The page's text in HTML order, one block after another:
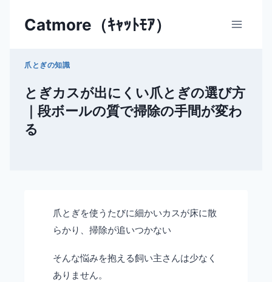
Catmore（ｷｬｯﾄﾓｱ）
爪とぎの知識
とぎカスが出にくい爪とぎの選び方
｜段ボールの質で掃除の手間が変わ
る
爪とぎを使うたびに細かいカスが床に散
らかり、掃除が追いつかない
そんな悩みを抱える飼い主さんは少なく
ありません。